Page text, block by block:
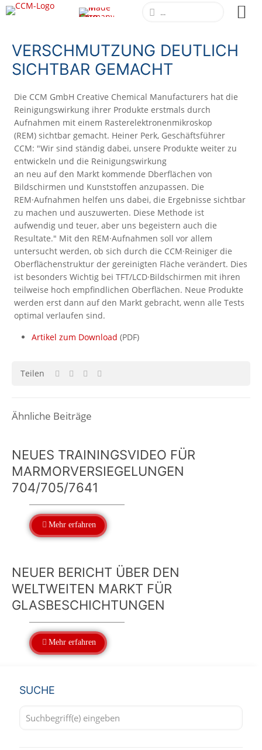
VERSCHMUTZUNG DEUTLICH
SICHTBAR GEMACHT
Die CCM GmbH Creative Chemical Manufacturers hat die
Reinigungswirkung ihrer Produkte erstmals durch
Aufnahmen mit einem Rasterelektronenmikroskop
(REM) sichtbar gemacht. Heiner Perk, Geschäftsführer
CCM: "Wir sind ständig dabei, unsere Produkte weiter zu
entwickeln und die Reinigungswirkung
an neu auf den Markt kommende Dberflächen von
Bildschirmen und Kunststoffen anzupassen. Die
REM·Aufnahmen helfen uns dabei, die Ergebnisse sichtbar
zu machen und auszuwerten. Diese Methode ist
aufwendig und teuer, aber uns begeistern auch die
Resultate." Mit den REM·Aufnahmen soll vor allem
untersucht werden, ob sich durch die CCM·Reiniger die
Oberflächenstruktur der gereinigten Fläche verändert. Dies
ist besonders Wichtig bei TFT/LCD·Bildschirmen mit ihren
teilweise hoch empfindlichen Oberflächen. Neue Produkte
werden erst dann auf den Markt gebracht, wenn alle Tests
optimal verlaufen sind.
Artikel zum Download (PDF)
Teilen
Ähnliche Beiträge
NEUES TRAININGSVIDEO FÜR
MARMORVERSIEGELUNGEN
704/705/7641
Mehr erfahren
NEUER BERICHT ÜBER DEN
WELTWEITEN MARKT FÜR
GLASBESCHICHTUNGEN
Mehr erfahren
SUCHE